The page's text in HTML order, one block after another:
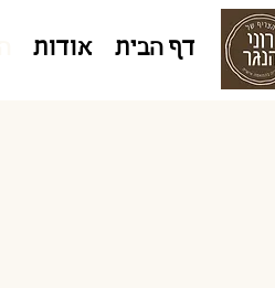
דף הבית אודות